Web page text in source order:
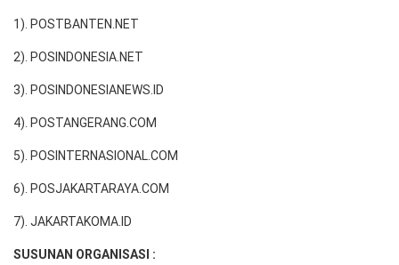
1). POSTBANTEN.NET
2). POSINDONESIA.NET
3). POSINDONESIANEWS.ID
4). POSTANGERANG.COM
5). POSINTERNASIONAL.COM
6). POSJAKARTARAYA.COM
7). JAKARTAKOMA.ID
SUSUNAN ORGANISASI :